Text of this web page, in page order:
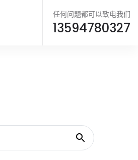
任何问题都可以致电我们
13594780327